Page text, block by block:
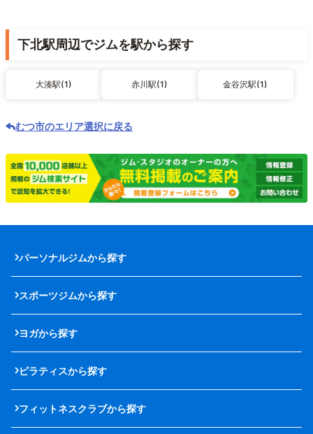
下北駅周辺でジムを駅から探す
大湊駅(1) 赤川駅(1) 金谷沢駅(1)
むつ市のエリア選択に戻る
パーソナルジムから探す
スポーツジムから探す
ヨガから探す
ピラティスから探す
フィットネスクラブから探す